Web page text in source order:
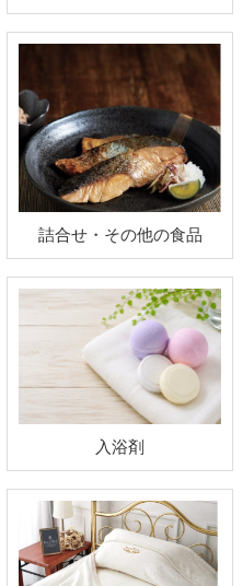
詰合せ・その他の食品
入浴剤